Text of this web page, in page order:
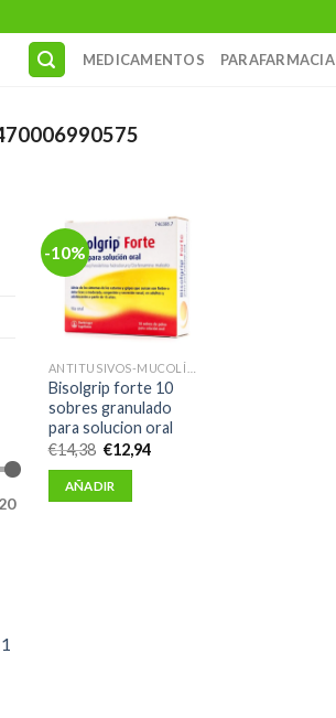
MEDICAMENTOS PARAFARMACIA
-10%
Bisolgrip forte 10
sobres granulado
para solucion oral
€14,38 El
precio
original
era:
€12,94El
AÑADIR